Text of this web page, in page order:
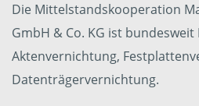
Die Mittelstandskooperation
GmbH & Co. KG ist
Aktenvernichtung,
Datenträgervernichtung.